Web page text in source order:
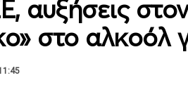
αυξήσεις
στο αλκοόλ